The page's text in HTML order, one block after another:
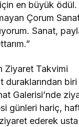
en büyük
Çorum
Sanat,
Ziyaret Takvimi
duraklarından
Galerisi’nde
günleri hariç,
ederek usta